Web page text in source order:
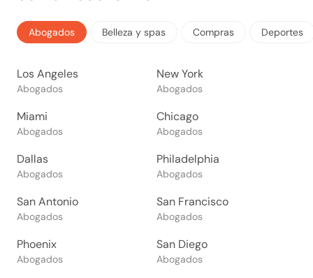
Abogados Belleza y spas Compras Deportes
Los Angeles
Abogados
New York
Abogados
Miami
Abogados
Chicago
Abogados
Dallas
Abogados
Philadelphia
Abogados
San Antonio
Abogados
San Francisco
Abogados
Phoenix
Abogados
San Diego
Abogados